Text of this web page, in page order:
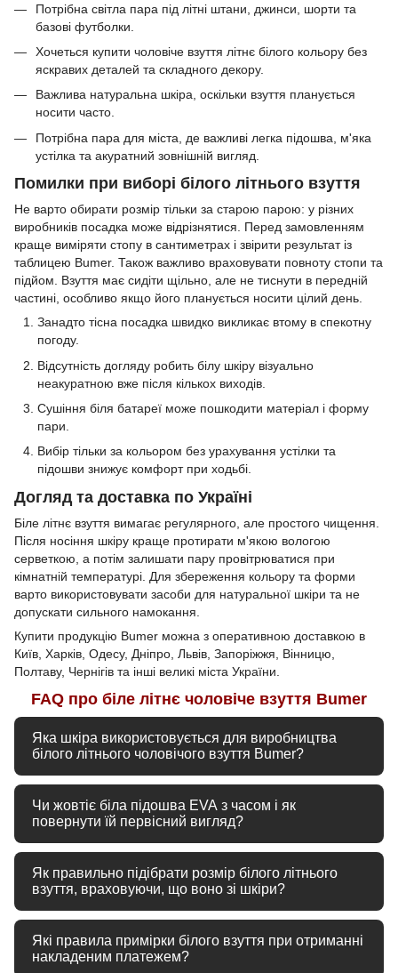
Потрібна світла пара під літні штани, джинси, шорти та
базові футболки.
Хочеться купити чоловіче взуття літнє білого кольору без
яскравих деталей та складного декору.
Важлива натуральна шкіра, оскільки взуття планується
носити часто.
Потрібна пара для міста, де важливі легка підошва, м'яка
устілка та акуратний зовнішній вигляд.
Помилки при виборі білого літнього взуття
Не варто обирати розмір тільки за старою парою: у різних
виробників посадка може відрізнятися. Перед замовленням
краще виміряти стопу в сантиметрах і звірити результат із
таблицею Bumer. Також важливо враховувати повноту стопи та
підйом. Взуття має сидіти щільно, але не тиснути в передній
частині, особливо якщо його планується носити цілий день.
Занадто тісна посадка швидко викликає втому в спекотну
погоду.
Відсутність догляду робить білу шкіру візуально
неакуратною вже після кількох виходів.
Сушіння біля батареї може пошкодити матеріал і форму
пари.
Вибір тільки за кольором без урахування устілки та
підошви знижує комфорт при ходьбі.
Догляд та доставка по Україні
Біле літнє взуття вимагає регулярного, але простого чищення.
Після носіння шкіру краще протирати м'якою вологою
серветкою, а потім залишати пару провітрюватися при
кімнатній температурі. Для збереження кольору та форми
варто використовувати засоби для натуральної шкіри та не
допускати сильного намокання.
Купити продукцію Bumer можна з оперативною доставкою в
Київ, Харків, Одесу, Дніпро, Львів, Запоріжжя, Вінницю,
Полтаву, Чернігів та інші великі міста України.
FAQ про біле літнє чоловіче взуття Bumer
Яка шкіра використовується для виробництва
білого літнього чоловічого взуття Bumer?
Ми використовуємо лише 100% натуральну еластичну
італійську шкіру ВРХ. Вона має якісне фабричне
фарбування, завдяки чому не тріскається на зламах,
відмінно переносить літнє сонце та зберігає благородну
матову текстуру в туфлях та сліпонах.
Чи жовтіє біла підошва EVA з часом і як
повернути їй первісний вигляд?
Полімер EVA, який ми використовуємо, стійкий до
впливу зовнішнього середовища та не жовтіє під сонцем.
Якщо підошва потемніла від міського пилу або трави, її
легко очистити звичайною м'якою губкою з мильною
піною або скористатися спеціальною піною-очисником
для білого взуття.
Як правильно підібрати розмір білого літнього
взуття, враховуючи, що воно зі шкіри?
Орієнтуйтеся на нашу чесну повномірну сітку (40 – 26,6
см, 41 – 27,3 см, 42 – 28 см тощо). Натуральна
італійська шкіра має властивість злегка розтягуватися в
Які правила примірки білого взуття при отриманні
накладеним платежем?